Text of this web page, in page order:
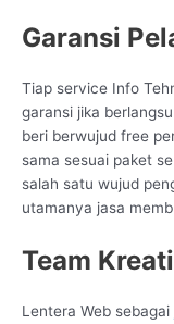
Garansi
Tiap service Info
garansi jika
beri berwujud free
sama sesuai paket
salah satu wujud
utamanya jasa
Team
Lentera Web sebagai